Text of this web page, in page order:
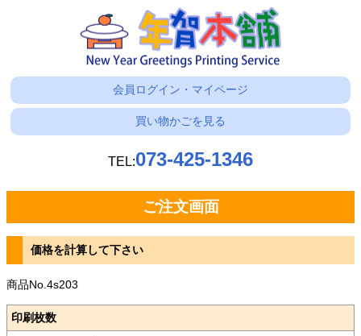
会員ログイン・マイページ
買い物かごを見る
TEL:073-425-1346
ご注文画面
価格を計算して下さい
商品No.4s203
印刷枚数